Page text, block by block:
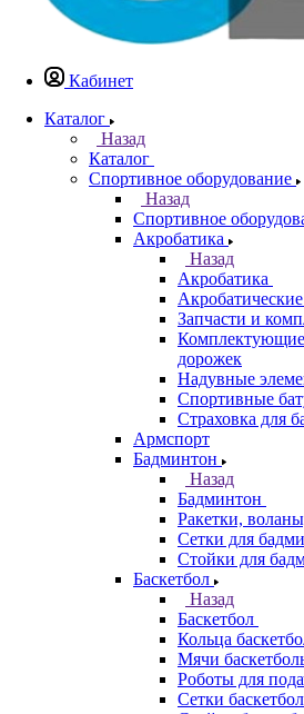
Кабинет
Каталог
Назад
Каталог
Спортивное оборудование
Назад
Спортивное
Акробатика
Назад
Акробатика
Запчасти и
Комплектующие
дорожек
Надувные
Спортивные
Страховка для
Армспорт
Бадминтон
Назад
Бадминтон
Ракетки,
Сетки для
Стойки для
Баскетбол
Назад
Баскетбол
Кольца
Мячи
Роботы для
Сетки